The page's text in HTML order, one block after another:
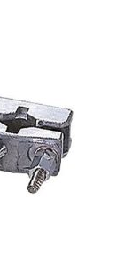
子ピアノ
その他楽器